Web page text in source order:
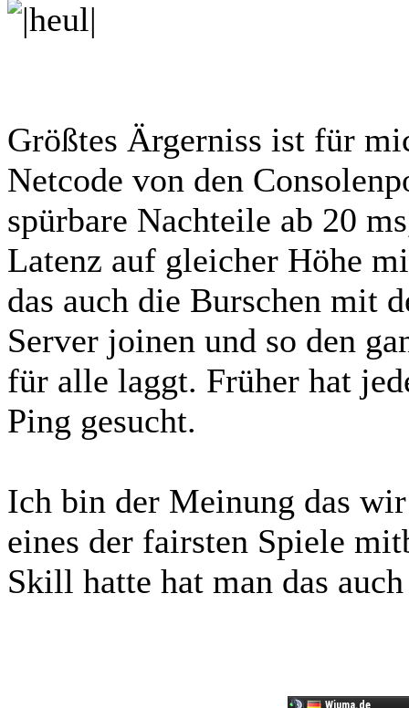
Größtes Ärgerniss ist für
Netcode von den
spürbare Nachteile ab 20
Latenz auf gleicher Höhe
das auch die Burschen mit
Server joinen und so den
für alle laggt. Früher hat
Ping gesucht.
Ich bin der Meinung das
eines der fairsten Spiele
Skill hatte hat man das